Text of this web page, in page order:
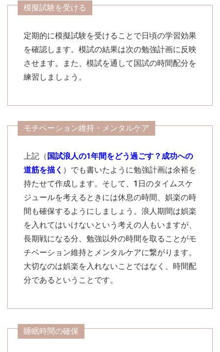
模擬試験を受ける
定期的に模擬試験を受けることで日頃の学習効果
を確認します。模試の結果は次の勉強計画に反映
させます。また、模試を通して国試の時間配分を
練習しましょう。
モチベーション維持・メンタルケア
上記（ 国試浪人の1年間をどう過ごす？成功への
道筋を描く ）でも書いたように勉強計画は余裕を
持たせて作成します。そして、1日のタイムスケ
ジュールを考えるときには休息の時間、娯楽の時
間も確保するようにしましょう。浪人期間は娯楽
を入れてはいけないという考えの人もいますが、
長期戦になる分、勉強以外の時間を取ることがモ
チベーション維持とメンタルケアに繋がります。
大切なのは娯楽を入れないことではなく、時間配
分であるということです。
睡眠時間の確保